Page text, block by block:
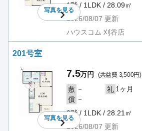
写真を見る
1階 / 1LDK / 28.09㎡
2026/08/07 更新
ハウスコム 刈谷店
201号室
写真を見る
7.5万円 (共益費 3,500円)
敷 － 礼 1ヶ月
償 －
2階 / 1LDK / 28.21㎡
2026/08/07 更新